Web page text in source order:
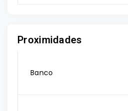
Proximidades
Banco